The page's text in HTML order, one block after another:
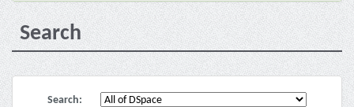
Search
Search: